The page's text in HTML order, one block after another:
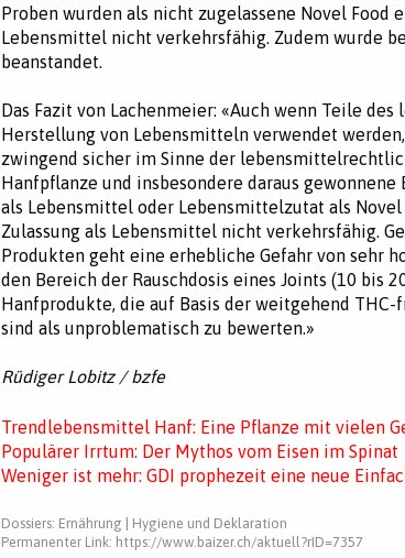
Proben wurden als nicht zugelassene Novel
Lebensmittel nicht verkehrsfähig. Zudem wurde
beanstandet.
Das Fazit von Lachenmeier: «Auch wenn Teile des
Herstellung von Lebensmitteln verwendet
zwingend sicher im Sinne der
Hanfpflanze und insbesondere daraus
als Lebensmittel oder Lebensmittelzutat als
Zulassung als Lebensmittel nicht verkehrsfähig.
Produkten geht eine erhebliche Gefahr von sehr
den Bereich der Rauschdosis eines Joints (10 bis
Hanfprodukte, die auf Basis der weitgehend
sind als unproblematisch zu bewerten.»
Rüdiger Lobitz / bzfe
Trendlebensmittel Hanf: Eine Pflanze mit vielen
Populärer Irrtum: Der Mythos vom Eisen im Spinat
Weniger ist mehr: GDI prophezeit eine neue
Dossiers: Ernährung | Hygiene und Deklaration
Permanenter Link: https://www.baizer.ch/aktuell?rID=7357